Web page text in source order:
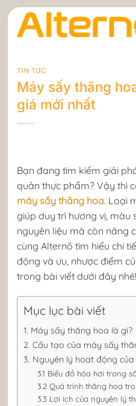
Skip
content
TIN TỨC
Máy sấy thăng
giá mới nhất
Bạn đang tìm kiếm giải
quản thực phẩm? Vậy thì
máy sấy thăng hoa. Loại
giúp duy trì hương vị, màu
nguyên liệu mà còn nâng
cùng Alternō tìm hiểu chi
động và ưu, nhược điểm
trong bài viết dưới đây nhé!
Mục lục bài viết
1. Máy sấy thăng hoa là gì?
2. Cấu tạo của máy sấy
3. Nguyên lý hoạt động
3.1 Biểu đồ hóa hơi trong
3.2 Quá trình thăng hoa
3.3 Lợi ích của nguyên lý